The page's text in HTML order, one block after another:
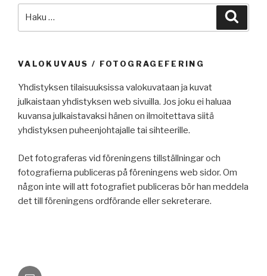
VALOKUVAUS / FOTOGRAGEFERING
Yhdistyksen tilaisuuksissa valokuvataan ja kuvat
julkaistaan yhdistyksen web sivuilla. Jos joku ei haluaa
kuvansa julkaistavaksi hänen on ilmoitettava siitä
yhdistyksen puheenjohtajalle tai sihteerille.
Det fotograferas vid föreningens tillställningar och
fotografierna publiceras på föreningens web sidor. Om
någon inte will att fotografiet publiceras bör han meddela
det till föreningens ordförande eller sekreterare.
Sähköposti